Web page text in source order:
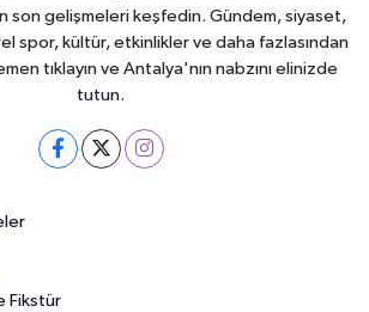
son gelişmeleri keşfedin. Gündem, siyaset,
spor, kültür, etkinlikler ve daha fazlasından
tıklayın ve Antalya'nın nabzını elinizde
tutun.
Fikstür